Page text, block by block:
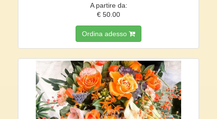
A partire da:
€ 50.00
Ordina adesso